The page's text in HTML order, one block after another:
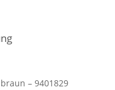
– 9401829